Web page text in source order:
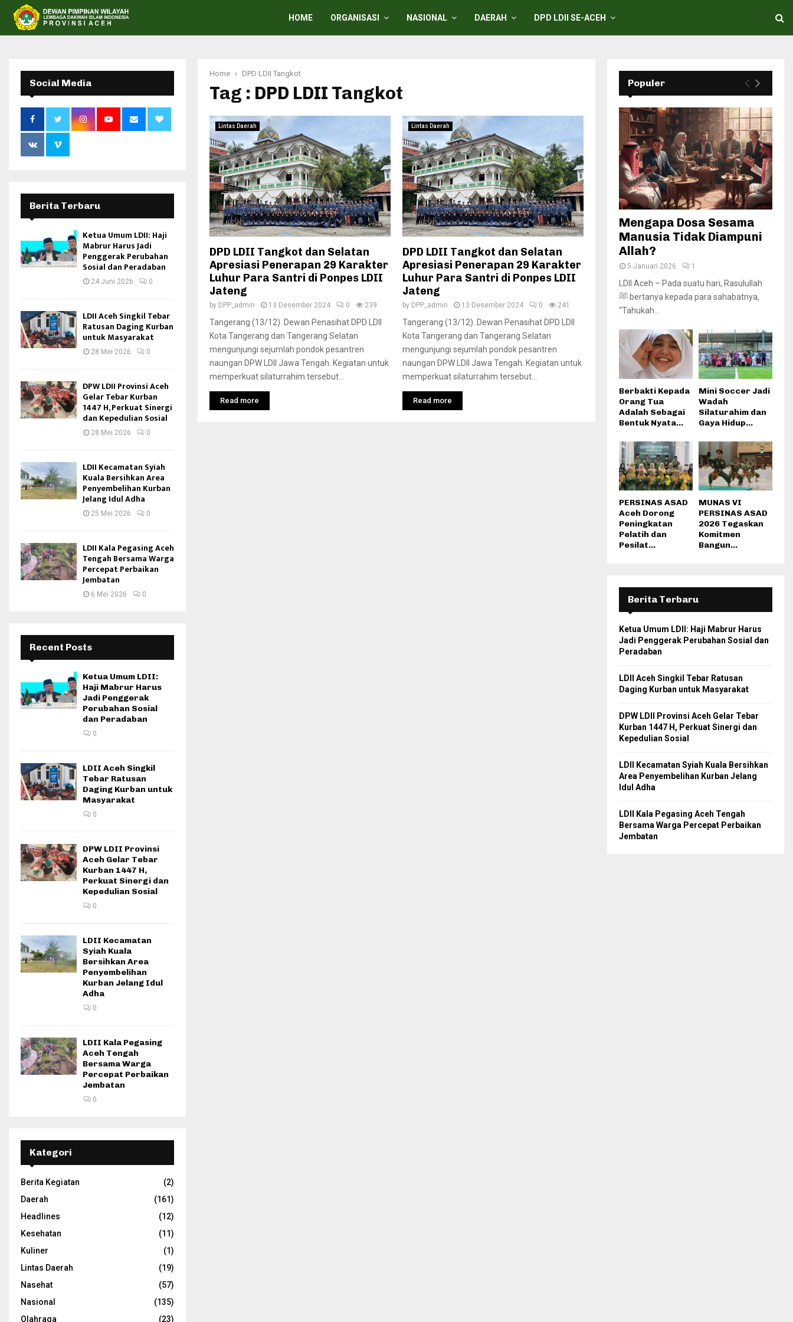
HOME ORGANISASI NASIONAL DAERAH DPD LDII SE-ACEH
Home DPD LDII Tangkot
Tag : DPD LDII Tangkot
Lintas Daerah
DPD LDII Tangkot dan Selatan
Apresiasi Penerapan 29 Karakter
Luhur Para Santri di Ponpes LDII
Jateng
by DPP_admin 13 Desember 2024 0 239
Tangerang (13/12). Dewan Penasihat DPD LDII
Kota Tangerang dan Tangerang Selatan
mengunjungi sejumlah pondok pesantren
naungan DPW LDII Jawa Tengah. Kegiatan untuk
memperkuat silaturrahim tersebut...
Read more
Lintas Daerah
DPD LDII Tangkot dan Selatan
Apresiasi Penerapan 29 Karakter
Luhur Para Santri di Ponpes LDII
Jateng
by DPP_admin 13 Desember 2024 0 241
Tangerang (13/12). Dewan Penasihat DPD LDII
Kota Tangerang dan Tangerang Selatan
mengunjungi sejumlah pondok pesantren
naungan DPW LDII Jawa Tengah. Kegiatan untuk
memperkuat silaturrahim tersebut...
Read more
Social Media
Berita Terbaru
Ketua Umum LDII: Haji
Mabrur Harus Jadi
Penggerak Perubahan
Sosial dan Peradaban
24 Juni 2026 0
LDII Aceh Singkil Tebar
Ratusan Daging Kurban
untuk Masyarakat
28 Mei 2026 0
DPW LDII Provinsi Aceh
Gelar Tebar Kurban
1447 H, Perkuat Sinergi
dan Kepedulian Sosial
28 Mei 2026 0
LDII Kecamatan Syiah
Kuala Bersihkan Area
Penyembelihan Kurban
Jelang Idul Adha
25 Mei 2026 0
LDII Kala Pegasing Aceh
Tengah Bersama Warga
Percepat Perbaikan
Jembatan
6 Mei 2026 0
Recent Posts
Ketua Umum LDII:
Haji Mabrur Harus
Jadi Penggerak
Perubahan Sosial
dan Peradaban
0
LDII Aceh Singkil
Tebar Ratusan
Daging Kurban untuk
Masyarakat
0
DPW LDII Provinsi
Aceh Gelar Tebar
Kurban 1447 H,
Perkuat Sinergi dan
Kepedulian Sosial
0
LDII Kecamatan
Syiah Kuala
Bersihkan Area
Penyembelihan
Kurban Jelang Idul
Adha
0
LDII Kala Pegasing
Aceh Tengah
Bersama Warga
Percepat Perbaikan
Jembatan
0
Kategori
Berita Kegiatan
(2)
Daerah
(161)
Headlines
(12)
Kesehatan
(11)
Kuliner
(1)
Lintas Daerah
(19)
Nasehat
(57)
Nasional
(135)
Olahraga
(23)
Populer
Mengapa Dosa Sesama
Manusia Tidak Diampuni
Allah?
5 Januari 2026 1
LDII Aceh – Pada suatu hari, Rasulullah
ﷺ bertanya kepada para sahabatnya,
“Tahukah...
Berbakti Kepada
Orang Tua
Adalah Sebagai
Bentuk Nyata...
Mini Soccer Jadi
Wadah
Silaturahim dan
Gaya Hidup...
PERSINAS ASAD
Aceh Dorong
Peningkatan
Pelatih dan
Pesilat...
MUNAS VI
PERSINAS ASAD
2026 Tegaskan
Komitmen
Bangun...
Berita Terbaru
Ketua Umum LDII: Haji Mabrur Harus
Jadi Penggerak Perubahan Sosial dan
Peradaban
LDII Aceh Singkil Tebar Ratusan
Daging Kurban untuk Masyarakat
DPW LDII Provinsi Aceh Gelar Tebar
Kurban 1447 H, Perkuat Sinergi dan
Kepedulian Sosial
LDII Kecamatan Syiah Kuala Bersihkan
Area Penyembelihan Kurban Jelang
Idul Adha
LDII Kala Pegasing Aceh Tengah
Bersama Warga Percepat Perbaikan
Jembatan